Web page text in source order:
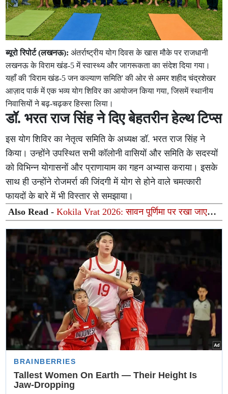
ब्यूरो रिपोर्ट (लखनऊ): अंतर्राष्ट्रीय योग दिवस के खास मौके पर राजधानी
लखनऊ के विराम खंड-5 में स्वास्थ्य और जागरूकता का संदेश दिया गया।
यहाँ की 'विराम खंड-5 जन कल्याण समिति' की ओर से अमर शहीद चंद्रशेखर
आज़ाद पार्क में एक भव्य योग शिविर का आयोजन किया गया, जिसमें स्थानीय
निवासियों ने बढ़-चढ़कर हिस्सा लिया।
डॉ. भरत राज सिंह ने दिए बेहतरीन हेल्थ टिप्स
इस योग शिविर का नेतृत्व समिति के अध्यक्ष डॉ. भरत राज सिंह ने
किया। उन्होंने उपस्थित सभी कॉलोनी वासियों और समिति के सदस्यों
को विभिन्न योगासनों और प्राणायाम का गहन अभ्यास कराया। इसके
साथ ही उन्होंने रोजमर्रा की जिंदगी में योग से होने वाले चमत्कारी
फायदों के बारे में भी विस्तार से समझाया।
Also Read -Kokila Vrat 2026: सावन पूर्णिमा पर रखा जाएगा
कोकिला व्रत, जानिए माता सती के कोयल बनने की पौराणिक कथा
और महत्व